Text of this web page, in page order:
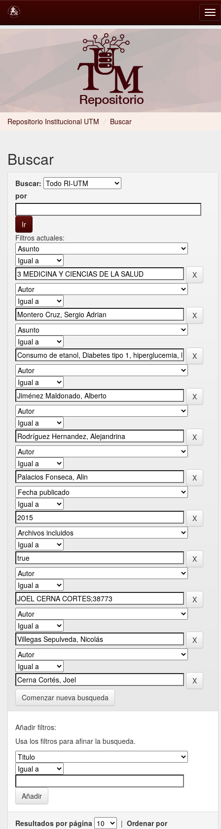
Repositorio Institucional UTM / Buscar
Buscar
Buscar:
por
Filtros actuales:
Comenzar nueva busqueda
Añadir filtros:
Usa los filtros para afinar la busqueda.
Resultados por página | Ordenar por